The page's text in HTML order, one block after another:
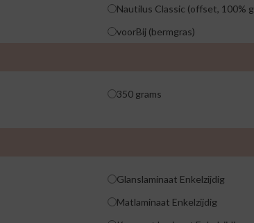
Nautilus Classic (offset, 100%
voorBij (bermgras)
350 grams
Glanslaminaat Enkelzijdig
Matlaminaat Enkelzijdig